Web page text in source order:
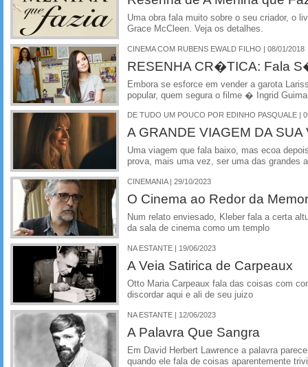
Uma obra fala muito sobre o seu criador, o
Grace McCleen. Veja os detalhes.
CINEMA COM RUBENS EWALD FILHO | 08/01/2018
RESENHA CR�TICA: Fala
Embora se esforce em vender a garota
popular, quem segura o filme � Ingrid
DE TUDO UM POUCO POR EDINHO PASQUALE |
A GRANDE VIAGEM DA SUA
Uma viagem que fala baixo, mas ecoa
prova, mais uma vez, ser uma das grandes
CINEMANIA | 29/10/2023
O Cinema ao Redor da
Num relato enviesado, Kleber fala a certa
da sala de cinema como um templo
NA ESTANTE | 19/06/2023
A Veia Satirica de Carpeaux
Otto Maria Carpeaux fala das coisas com
discordar aqui e ali de seu juizo
NA ESTANTE | 12/06/2023
A Palavra Que Sangra
Em David Herbert Lawrence a palavra
quando ele fala de coisas aparentemente